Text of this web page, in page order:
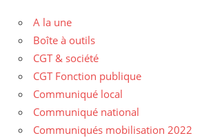
A la une
Boîte à outils
CGT & société
CGT Fonction publique
Communiqué local
Communiqué national
Communiqués mobilisation 2022